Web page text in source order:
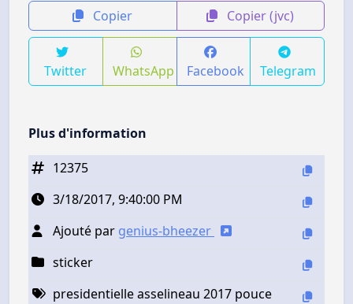
Copier Copier (jvc)
Twitter WhatsApp Facebook Telegram
Plus d'information
12375
3/18/2017, 9:40:00 PM
Ajouté par genius-bheezer
sticker
presidentielle asselineau 2017 pouce